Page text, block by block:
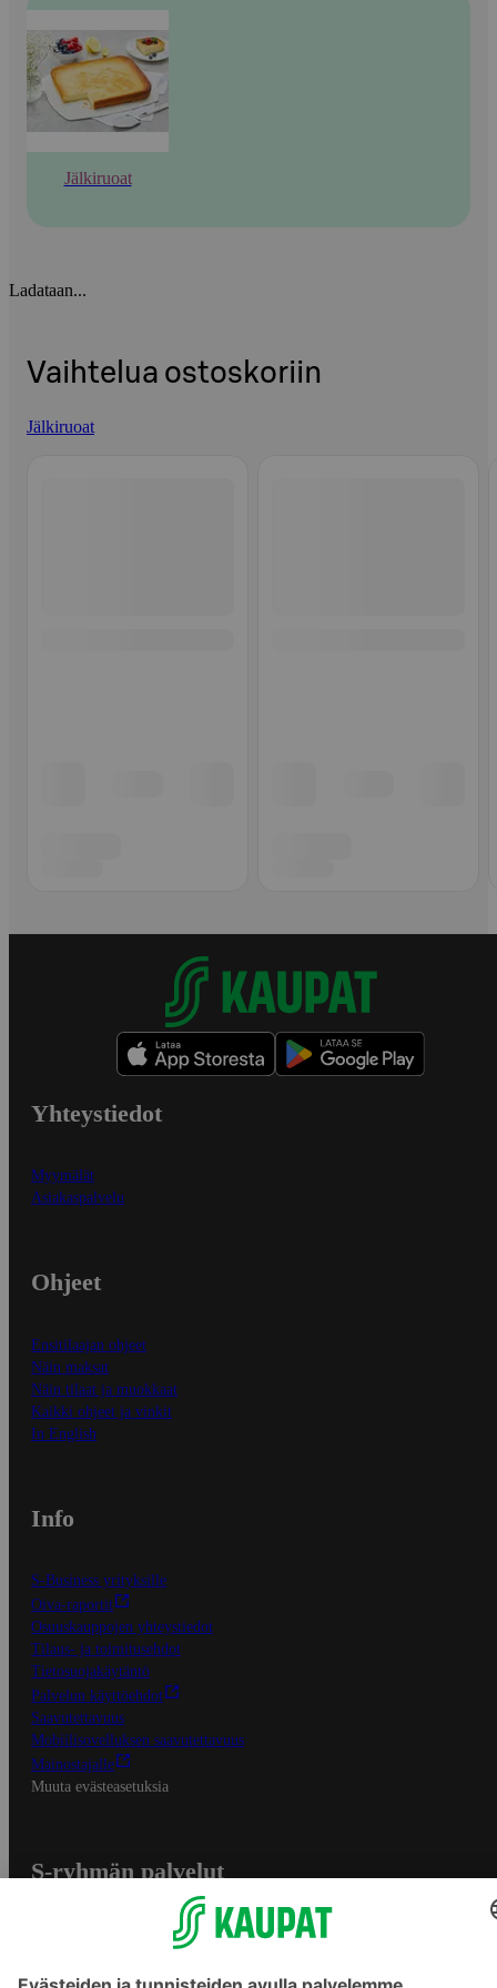
Jälkiruoat
Ladataan...
Vaihtelua ostoskoriin
Jälkiruoat
Yhteystiedot
Myymälät
Asiakaspalvelu
Ohjeet
Ensitilaajan ohjeet
Näin maksat
Näin tilaat ja muokkaat
Kaikki ohjeet ja vinkit
In English
Info
S-Business yrityksille
Oiva-raportit
Osuuskauppojen yhteystiedot
Tilaus- ja toimitusehdot
Tietosuojakäytäntö
Palvelun käyttöehdot
Saavutettavuus
Mobiilisovelluksen saavutettavuus
Mainostajalle
Muuta evästeasetuksia
S-ryhmän palvelut